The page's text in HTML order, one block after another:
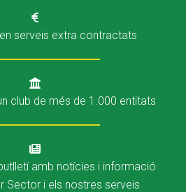
serveis extra contractats
club de més de 1.000 entitats
amb notícies i informació
Sector i els nostres serveis